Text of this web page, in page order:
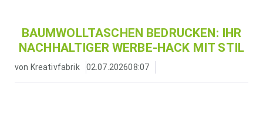
BAUMWOLLTASCHEN BEDRUCKEN: IHR
NACHHALTIGER WERBE-HACK MIT STIL
von Kreativfabrik 02.07.202608:07